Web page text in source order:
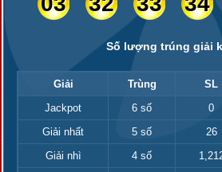
Số lượng trúng giải
Giải Trùng SL
Jackpot
6 số 0
Giải nhất
5 số 26
Giải nhì
4 số